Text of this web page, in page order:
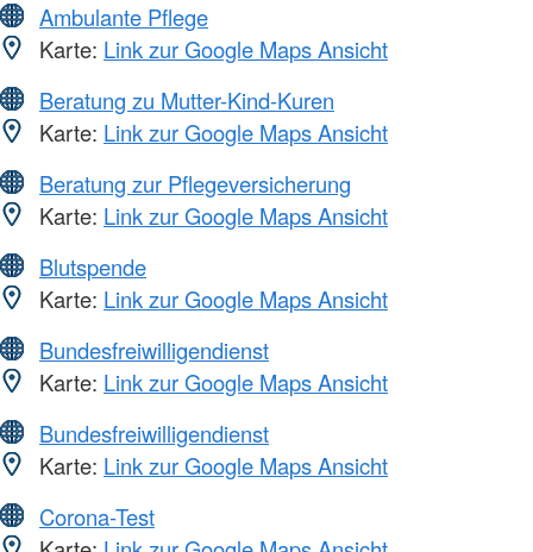
Ambulante Pflege
Karte: Link zur Google Maps Ansicht
Beratung zu Mutter-Kind-Kuren
Karte: Link zur Google Maps Ansicht
Beratung zur Pflegeversicherung
Karte: Link zur Google Maps Ansicht
Blutspende
Karte: Link zur Google Maps Ansicht
Bundesfreiwilligendienst
Karte: Link zur Google Maps Ansicht
Bundesfreiwilligendienst
Karte: Link zur Google Maps Ansicht
Corona-Test